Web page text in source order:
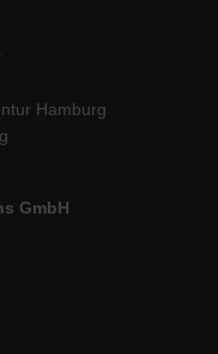
Hamburg
GmbH